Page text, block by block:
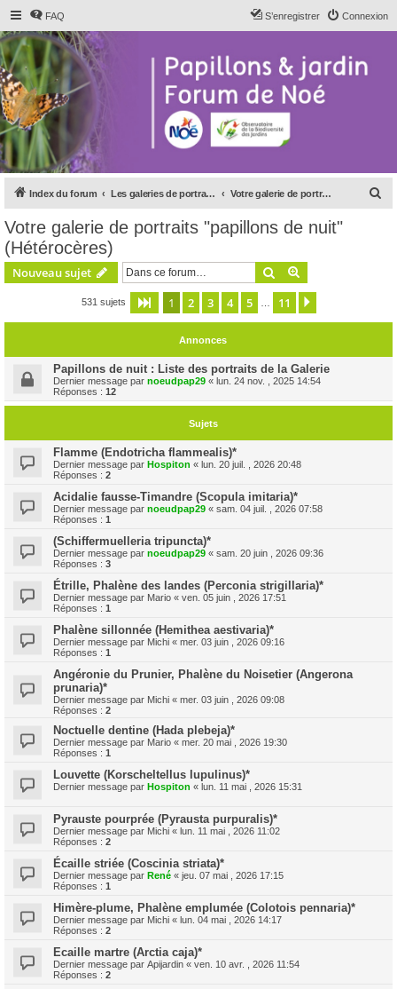
FAQ Connexion
S’enregistrer
Index du forum Les galeries de portraits du forum Votre galerie de portraits "papillons de nuit" (Hétérocères)
c
Votre galerie de portraits "papillons de nuit"
(Hétérocères)
Nouveau sujet Rechercher
531 sujets Page 1sur11
1 2 3 4 5 11
Annonces
Papillons de nuit : Liste des portraits de la Galerie
Dernier message par noeudpap29 « lun. 24 nov. , 2025 14:54
Réponses : 12
Sujets
Flamme (Endotricha flammealis)*
Dernier message par Hospiton « lun. 20 juil. , 2026 20:48
Réponses : 2
Acidalie fausse-Timandre (Scopula imitaria)*
Dernier message par noeudpap29 « sam. 04 juil. , 2026 07:58
Réponses : 1
(Schiffermuelleria tripuncta)*
Dernier message par noeudpap29 « sam. 20 juin , 2026 09:36
Réponses : 3
Étrille, Phalène des landes (Perconia strigillaria)*
Dernier message par Mario « ven. 05 juin , 2026 17:51
Réponses : 1
Phalène sillonnée (Hemithea aestivaria)*
Dernier message par Michi « mer. 03 juin , 2026 09:16
Réponses : 1
Angéronie du Prunier, Phalène du Noisetier (Angerona
prunaria)*
Dernier message par Michi « mer. 03 juin , 2026 09:08
Réponses : 2
Noctuelle dentine (Hada plebeja)*
Dernier message par Mario « mer. 20 mai , 2026 19:30
Réponses : 1
Louvette (Korscheltellus lupulinus)*
Dernier message par Hospiton « lun. 11 mai , 2026 15:31
Pyrauste pourprée (Pyrausta purpuralis)*
Dernier message par Michi « lun. 11 mai , 2026 11:02
Réponses : 2
Écaille striée (Coscinia striata)*
Dernier message par René « jeu. 07 mai , 2026 17:15
Réponses : 1
Himère-plume, Phalène emplumée (Colotois pennaria)*
Dernier message par Michi « lun. 04 mai , 2026 14:17
Réponses : 2
Ecaille martre (Arctia caja)*
Dernier message par Apijardin « ven. 10 avr. , 2026 11:54
Réponses : 2